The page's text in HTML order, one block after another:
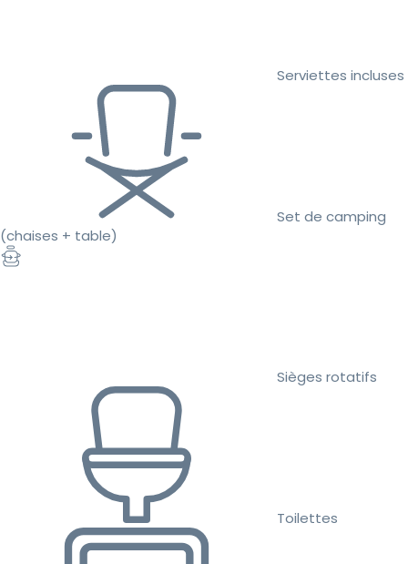
Serviettes incluses
Set de camping
(chaises + table)
Sièges rotatifs
Toilettes